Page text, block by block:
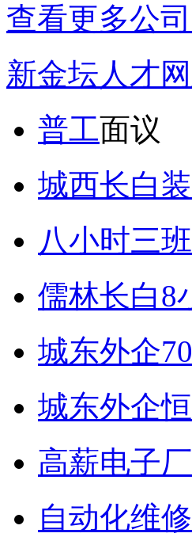
查看更多公
新金坛人才
普工面议
城西长白
八小时三
儒林长白8
城东外企
城东外企
高薪电子
自动化维